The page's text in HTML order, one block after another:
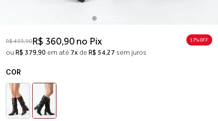
R$ 459,90R$ 360,90 no Pix
ou R$ 379,90 em até 7x de R$ 54,27 sem juros
17% 0FF
COR